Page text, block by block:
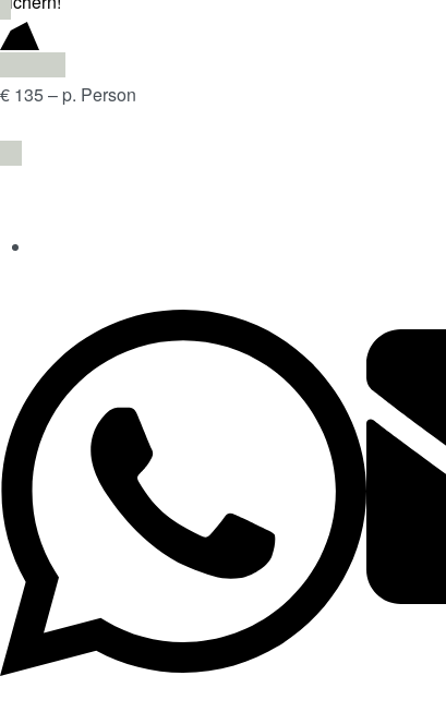
€ 135 – p. Person